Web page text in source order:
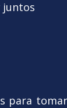
juntos
para